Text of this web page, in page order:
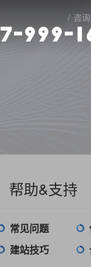
咨
7-999-
帮助&支持
常见问题
建站技巧